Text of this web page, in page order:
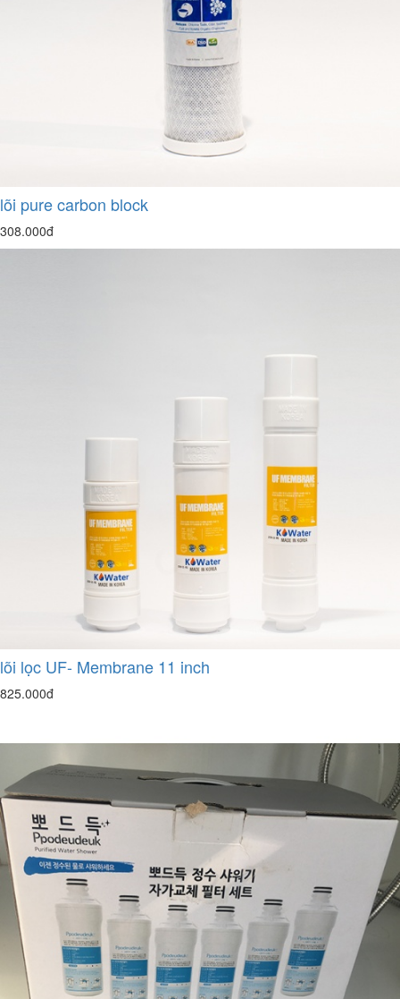
lõi pure carbon block
308.000đ
lõi lọc UF- Membrane 11 inch
825.000đ